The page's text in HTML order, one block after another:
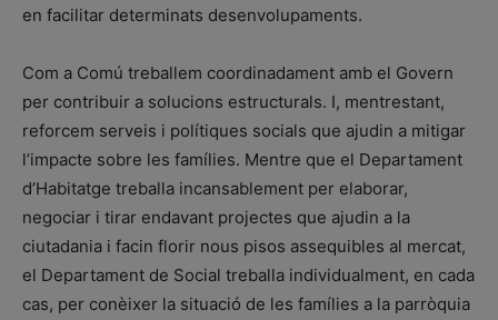
en facilitar determinats desenvolupaments.
Com a Comú treballem coordinadament amb el Govern
per contribuir a solucions estructurals. I, mentrestant,
reforcem serveis i polítiques socials que ajudin a mitigar
l’impacte sobre les famílies. Mentre que el Departament
d’Habitatge treballa incansablement per elaborar,
negociar i tirar endavant projectes que ajudin a la
ciutadania i facin florir nous pisos assequibles al mercat,
el Departament de Social treballa individualment, en cada
cas, per conèixer la situació de les famílies a la parròquia